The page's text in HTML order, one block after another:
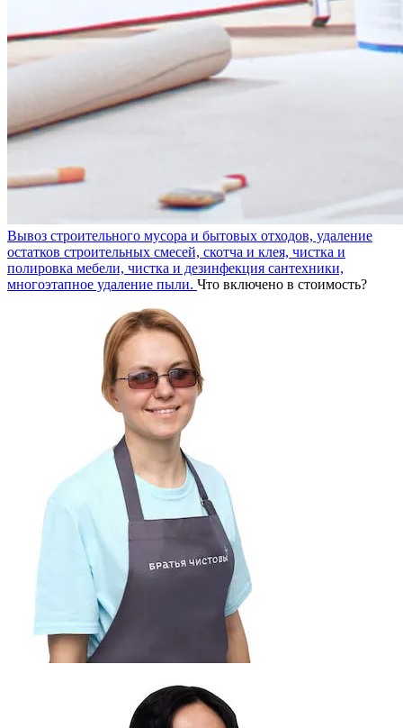
Вывоз строительного мусора и бытовых отходов, удаление
остатков строительных смесей, скотча и клея, чистка и
полировка мебели, чистка и дезинфекция сантехники,
многоэтапное удаление пыли. Что включено в стоимость?